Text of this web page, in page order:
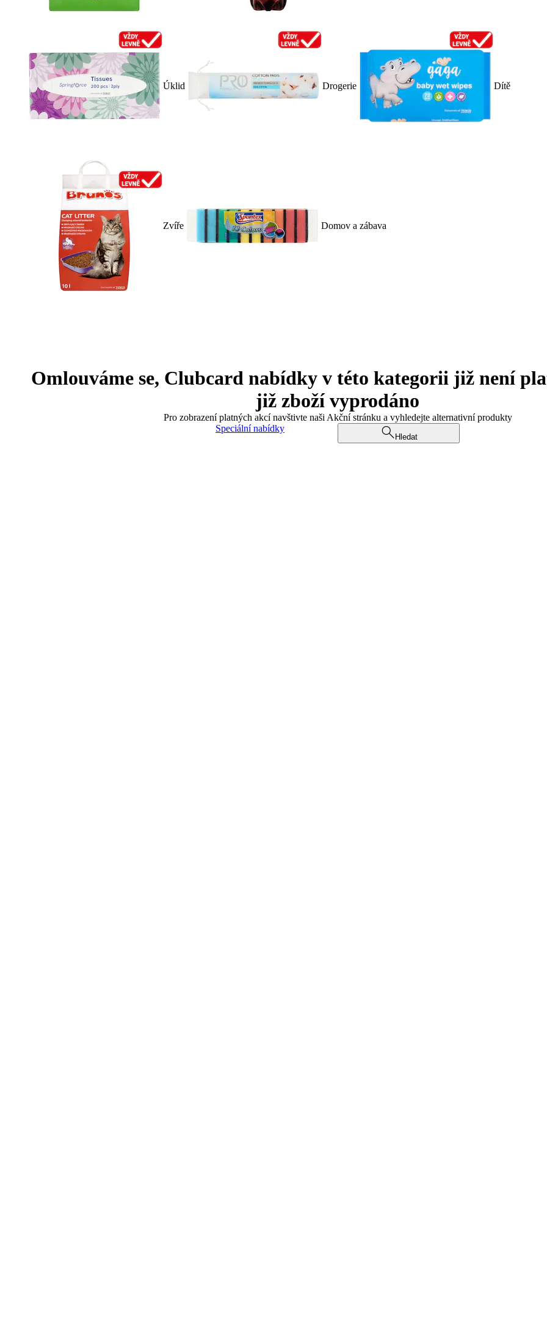
Úklid Drogerie Dítě
Zvíře Domov a zábava
Omlouváme se, Clubcard nabídky v této kategorii již není
již zboží vyprodáno
Pro zobrazení platných akcí navštivte naši Akční stránku a vyhledejte alternativní produkty
Speciální nabídky
Hledat